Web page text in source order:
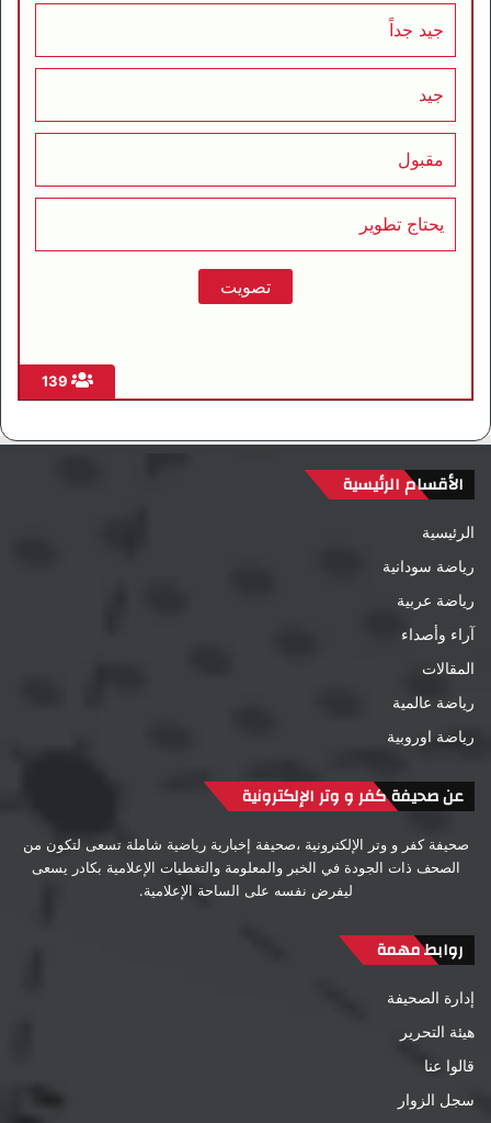
جيد جداً
جيد
مقبول
يحتاج تطوير
الأقسام الرئيسية
الرئيسية
رياضة سودانية
رياضة عربية
آراء وأصداء
المقالات
رياضة عالمية
رياضة اوروبية
عن صحيفة كفر و وتر الإلكترونية
صحيفة كفر و وتر الإلكترونية ،صحيفة إخبارية رياضية شاملة تسعى لتكون من
الصحف ذات الجودة في الخبر والمعلومة والتغطيات الإعلامية بكادر يسعى
ليفرض نفسه على الساحة الإعلامية.
روابط مهمة
إدارة الصحيفة
هيئة التحرير
قالوا عنا
سجل الزوار